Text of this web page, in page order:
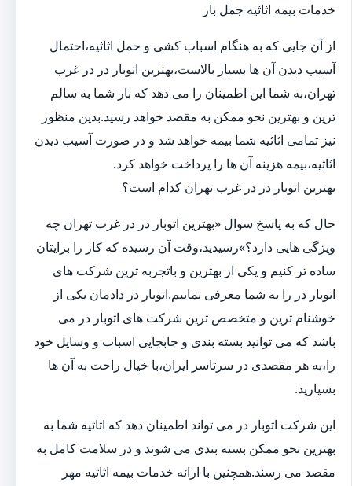
خدمات بیمه اثاثیه جمل بار
از آن جایی که به هنگام اسباب کشی و حمل اثاثیه،احتمال
آسیب دیدن آن ها بسیار بالاست،بهترین اتوبار در در غرب
تهران،به شما این اطمینان را می دهد که بار شما به سالم
ترین و بهترین نحو ممکن به مقصد خواهد رسید.بدین منظور
نیز تمامی اثاثیه شما بیمه خواهد شد و در صورت آسیب دیدن
اثاثیه،بیمه هزینه آن ها را پرداخت خواهد کرد.
بهترین اتوبار در در غرب تهران کدام است؟
حال که به پاسخ سوال «بهترین اتوبار در در غرب تهران چه
ویژگی هایی دارد؟»رسیدید،وقت آن رسیده که کار را برایتان
ساده تر کنیم و یکی از بهترین و باتجربه ترین شرکت های
اتوبار در را به شما معرفی نماییم.اتوبار در دادمان یکی از
خوشنام ترین و متخصص ترین شرکت های اتوبار در می
باشد که می توانید بسته بندی و جابجایی اسباب و وسایل خود
را،به هر مقصدی در سرتاسر ایران،با خیال راحت به آن ها
بسپارید.
این شرکت اتوبار در می تواند اطمینان دهد که اثاثیه شما به
بهترین نحو ممکن بسته بندی می شوند و در سلامت کامل به
مقصد می رسند.همچنین با ارائه خدمات بیمه اثاثیه مهر